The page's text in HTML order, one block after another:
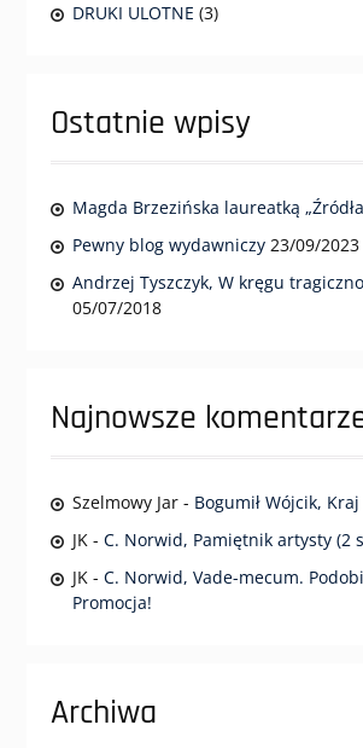
DRUKI ULOTNE (3)
Ostatnie wpisy
Magda Brzezińska laureatką
Pewny blog wydawniczy 23/09/2023
Andrzej Tyszczyk, W kręgu
05/07/2018
Najnowsze
Szelmowy Jar- Bogumił Wójcik,
JK- C. Norwid, Pamiętnik artysty (2
JK- C. Norwid, Vade-mecum.
Promocja!
Archiwa